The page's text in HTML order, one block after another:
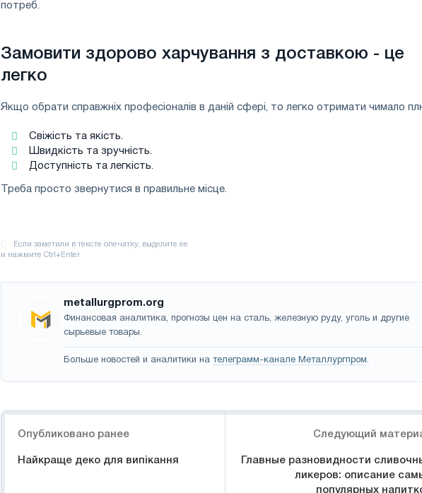
потреб.
Замовити здорово харчування з доставкою - це
легко
Якщо обрати справжніх професіоналів в даній сфері, то легко отримати чимало
Свіжість та якість.
Швидкість та зручність.
Доступність та легкість.
Треба просто звернутися в правильне місце.
metallurgprom.org
Финансовая аналитика, прогнозы цен на сталь, железную руду, уголь и другие
сырьевые товары.
Больше новостей и аналитики на телеграмм-канале Металлургпром.
Опубликовано ранее
Найкраще деко для випікання
Следующий
Главные разновидности
ликеров: описание
популярных